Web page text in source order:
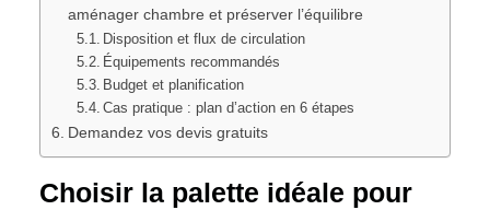
aménager chambre et préserver l’équilibre
Disposition et flux de circulation
Équipements recommandés
Budget et planification
Cas pratique : plan d’action en 6 étapes
Demandez vos devis gratuits
Choisir la palette idéale pour